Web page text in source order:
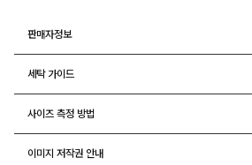
판매자정보
세탁 가이드
사이즈 측정 방법
이미지 저작권 안내